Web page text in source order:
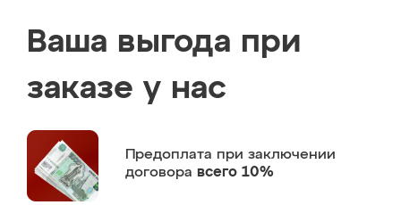
Ваша выгода при
заказе у нас
Предоплата при заключении
договора всего 10%